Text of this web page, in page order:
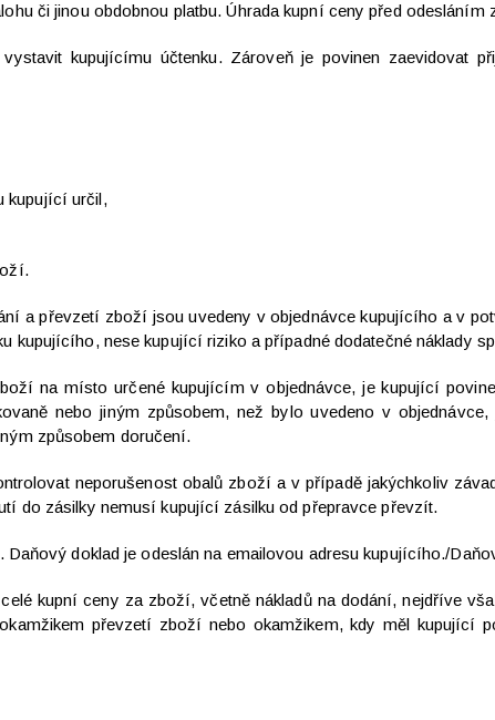
či jinou obdobnou platbu. Úhrada kupní ceny před odesláním
kupujícímu účtenku. Zároveň je povinen zaevidovat
kupující určil,
a převzetí zboží jsou uvedeny v objednávce kupujícího a v
kupujícího, nese kupující riziko a případné dodatečné náklady
na místo určené kupujícím v objednávce, je kupující
nebo jiným způsobem, než bylo uvedeno v
způsobem doručení.
neporušenost obalů zboží a v případě jakýchkoliv
do zásilky nemusí kupující zásilku od přepravce převzít.
doklad je odeslán na emailovou adresu kupujícího./
kupní ceny za zboží, včetně nákladů na dodání, nejdříve
převzetí zboží nebo okamžikem, kdy měl kupující